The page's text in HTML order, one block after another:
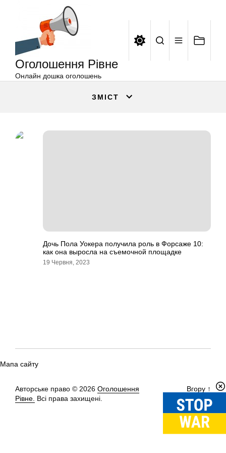
Оголошення Рівне
Онлайн дошка оголошень
ЗМІСТ
Дочь Пола Уокера получила роль в Форсаже 10:
как она выросла на съемочной площадке
19 Червня, 2023
Мапа сайту
Авторське право © 2026 Оголошення
Рівне. Всі права захищені.
Вгору ↑